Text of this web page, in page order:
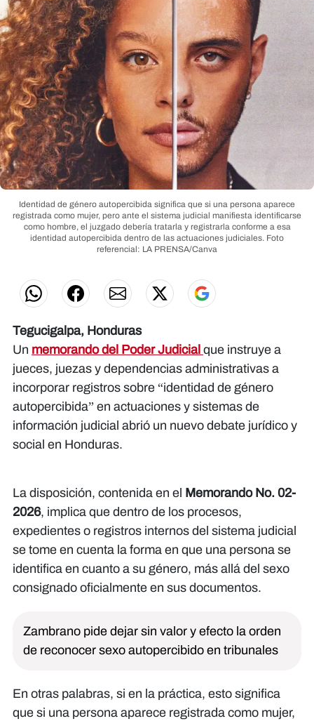
Identidad de género autopercibida significa que si una persona aparece
registrada como mujer, pero ante el sistema judicial manifiesta identificarse
como hombre, el juzgado debería tratarla y registrarla conforme a esa
identidad autopercibida dentro de las actuaciones judiciales. Foto
referencial: LA PRENSA/Canva
Tegucigalpa, Honduras
Un memorando del Poder Judicial que instruye a
jueces, juezas y dependencias administrativas a
incorporar registros sobre “identidad de género
autopercibida” en actuaciones y sistemas de
información judicial abrió un nuevo debate jurídico y
social en Honduras.
La disposición, contenida en el
Memorando No. 02-
2026, implica que dentro de los procesos,
expedientes o registros internos del sistema judicial
se tome en cuenta la forma en que una persona se
identifica en cuanto a su género, más allá del sexo
consignado oficialmente en sus documentos.
Zambrano pide dejar sin valor y efecto la orden
de reconocer sexo autopercibido en tribunales
En otras palabras, si en la práctica, esto significa
que si una persona aparece registrada como mujer,